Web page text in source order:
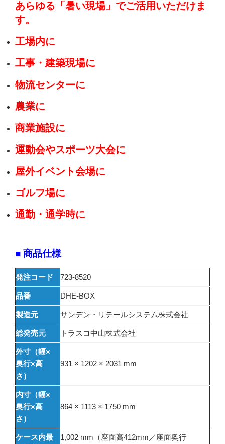
あらゆる「暑い現場」でご活用いただけま
す。
工場内に
工事・建築現場に
物流センターに
農業に
商業施設に
運動会やスポーツ大会に
屋外イベント会場に
ゴルフ場に
通勤・通学時に
■ 商品仕様
発注コード 723-8520
品番 DHE-BOX
製造元 サンデン・リテールシステム株式会社
総発売元 トラスコ中山株式会社
外寸（幅×
奥行×高
さ）
931 × 1202 × 2031 mm
内寸（幅×
奥行×高
さ）
864 × 1113 × 1750 mm
ケース内最
1,002 mm（座面高412mm／座面奥行